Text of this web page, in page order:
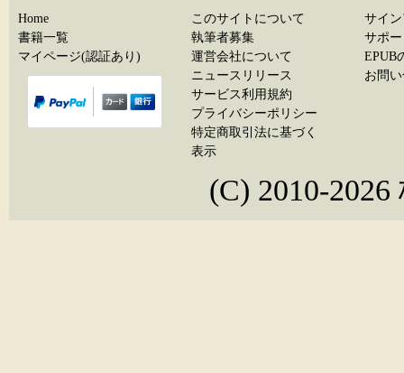
Home
書籍一覧
マイページ(認証あり)
このサイトについて
執筆者募集
運営会社について
ニュースリリース
サービス利用規約
プライバシーポリシー
特定商取引法に基づく
表示
サイ
サポ
EPUB
お問
(C) 2010-